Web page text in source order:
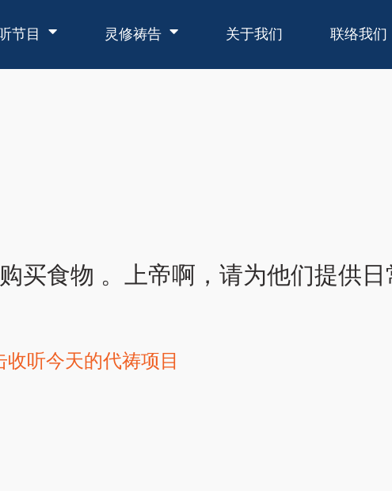
节目 灵修祷告 关于我们 联络我们
买食物 。上帝啊，请为他们提供
收听今天的代祷项目